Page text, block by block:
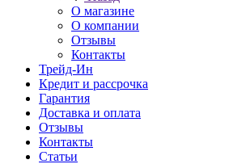
О магазине
О компании
Отзывы
Контакты
Трейд-Ин
Кредит и рассрочка
Гарантия
Доставка и оплата
Отзывы
Контакты
Статьи